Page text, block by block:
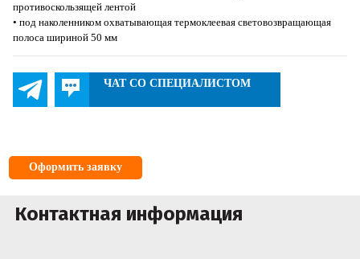
противоскользящей лентой
• под наколенником охватывающая термоклеевая световозвращающая
полоса шириной 50 мм
ЧАТ СО СПЕЦИАЛИСТОМ
Оформить заявку
Контактная информация